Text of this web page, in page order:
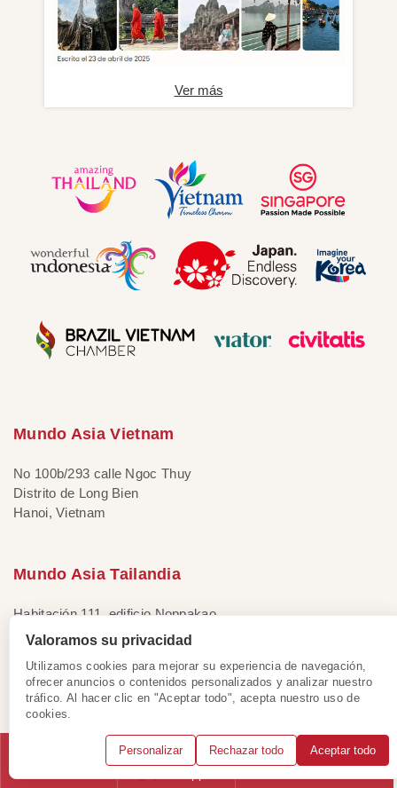
Ver más
Mundo Asia Vietnam
No 100b/293 calle Ngoc Thuy
Distrito de Long Bien
Hanoi, Vietnam
Mundo Asia Tailandia
Habitación 111, edificio Noppakao
Distrito Noi de Bangkok
Bangkok, Tailandia
Mundo Asia Singapur
133 New Bridge Road #08-01
Valoramos su privacidad
Utilizamos cookies para mejorar su experiencia de navegación,
ofrecer anuncios o contenidos personalizados y analizar nuestro
tráfico. Al hacer clic en "Aceptar todo", acepta nuestro uso de
cookies.
Personalizar Rechazar todo Aceptar todo